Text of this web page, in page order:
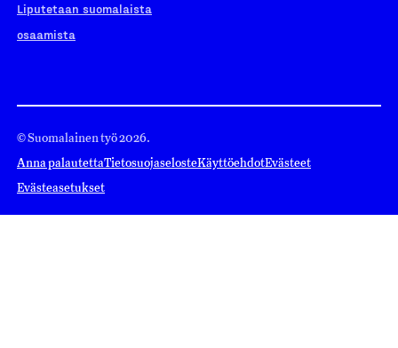
Liputetaan suomalaista
osaamista
© Suomalainen työ 2026.
Anna palautettaTietosuojaselosteKäyttöehdotEvästeet
Evästeasetukset